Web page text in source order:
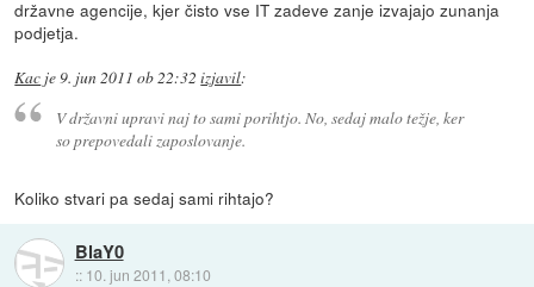
državne agencije, kjer čisto vse IT zadeve zanje izvajajo zunanja
podjetja.
Kac je9. jun 2011 ob 22:32 izjavil:
V državni upravi naj to sami porihtjo. No, sedaj malo težje, ker
so prepovedali zaposlovanje.
Koliko stvari pa sedaj sami rihtajo?
BlaY0
:: 10. jun 2011, 08:10